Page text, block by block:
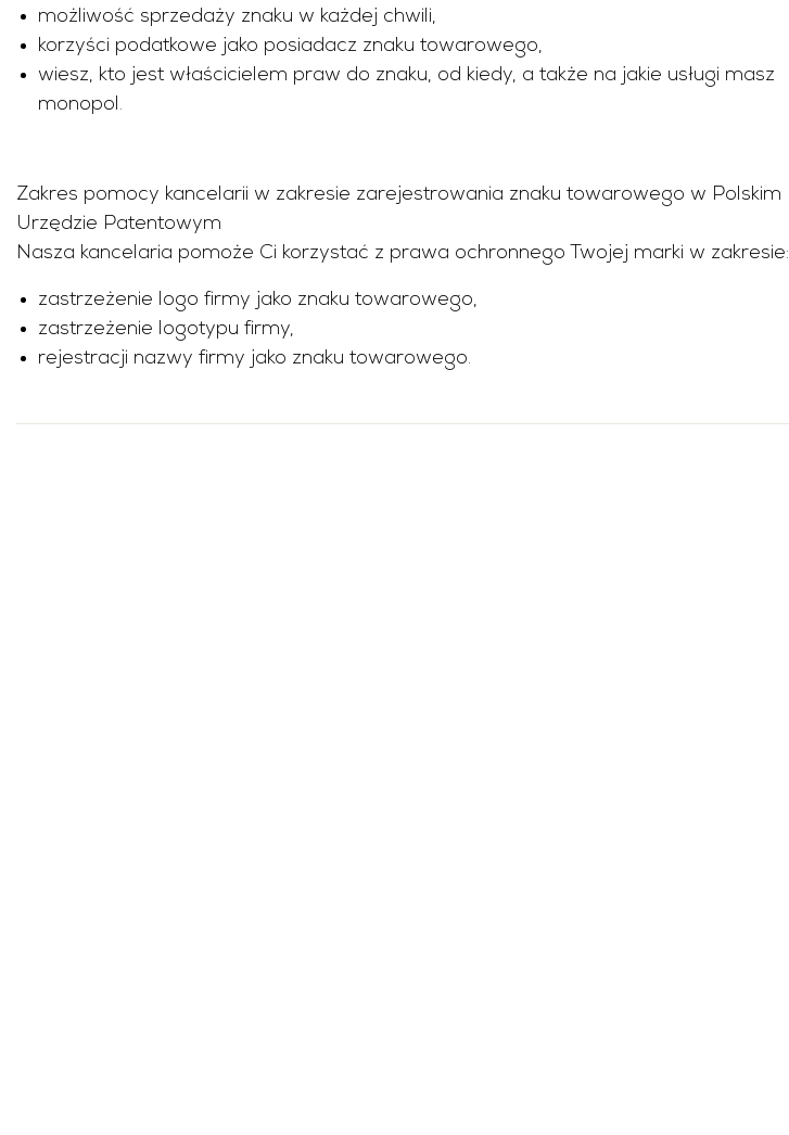
możliwość sprzedaży znaku w każdej chwili,
korzyści podatkowe jako posiadacz znaku towarowego,
wiesz, kto jest właścicielem praw do znaku, od kiedy, a także na jakie usługi masz
monopol.
Zakres pomocy kancelarii w zakresie zarejestrowania znaku towarowego w Polskim
Urzędzie Patentowym
Nasza kancelaria pomoże Ci korzystać z prawa ochronnego Twojej marki w zakresie:
zastrzeżenie logo firmy jako znaku towarowego,
zastrzeżenie logotypu firmy,
rejestracji nazwy firmy jako znaku towarowego.